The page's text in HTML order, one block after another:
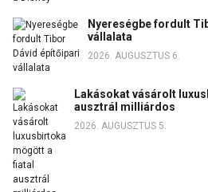
Nyereségbe fordult
vállalata
2026. AUGUSZTUS 6.
Lakásokat vásárolt
ausztrál milliárdos
2026. AUGUSZTUS 5.